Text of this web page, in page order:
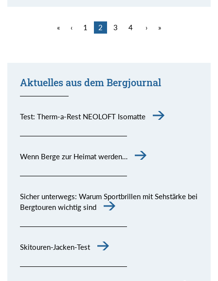
« ‹ 1 2 3 4 › »
Aktuelles aus dem Bergjournal
Test: Therm-a-Rest NEOLOFT Isomatte
Wenn Berge zur Heimat werden…
Sicher unterwegs: Warum Sportbrillen mit Sehstärke bei
Bergtouren wichtig sind
Skitouren-Jacken-Test